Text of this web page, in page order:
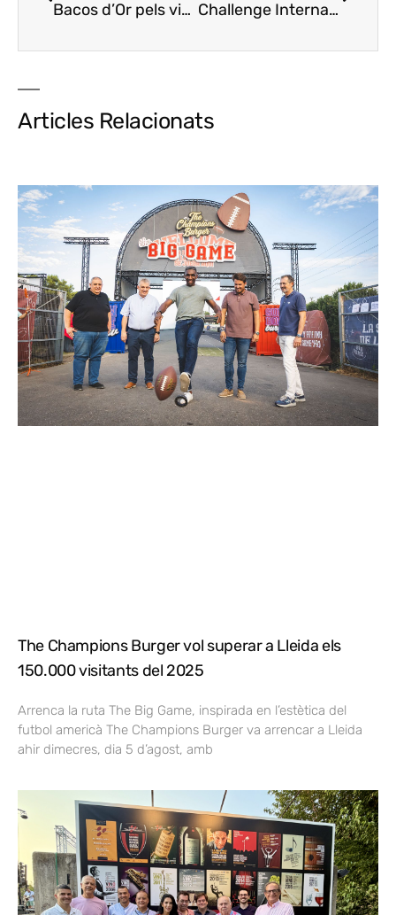
Bacos d’Or pels vins Raimat Rosada 2019 i El Petit de Sanui Negre 2019 Challenge International du Vin premia a Jean Leon amb tres ors
Articles Relacionats
The Champions Burger vol superar a Lleida els
150.000 visitants del 2025
Arrenca la ruta The Big Game, inspirada en l’estètica del
futbol americà The Champions Burger va arrencar a Lleida
ahir dimecres, dia 5 d’agost, amb